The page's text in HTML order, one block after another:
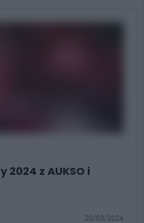
2024 z AUKSO i
20/03/2024